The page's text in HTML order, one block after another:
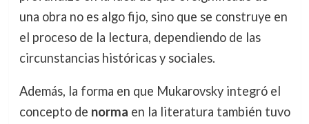
una obra no es algo fijo, sino que se construye en
el proceso de la lectura, dependiendo de las
circunstancias históricas y sociales.
Además, la forma en que Mukarovsky integró el
concepto de norma en la literatura también tuvo